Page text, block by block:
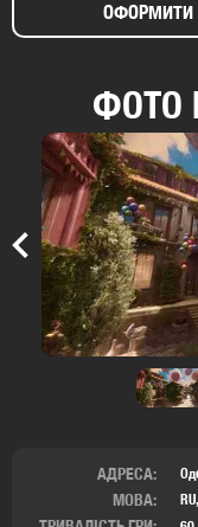
ОФОРМИТИ
ФОТО
Previous
АДРЕСА:
МОВА: